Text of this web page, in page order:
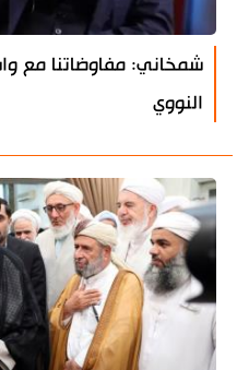
شمخاني: مفاوضاتنا مع
النووي